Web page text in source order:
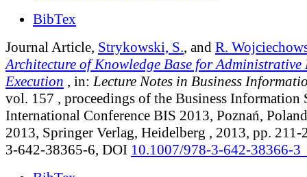
BibTex
Journal Article, Strykowski, S., and R.
Architecture of Knowledge Base for Administrative
Execution , in: Lecture Notes in Business
vol. 157 , proceedings of the Business Information
International Conference BIS 2013, Poznań,
2013, Springer Verlag, Heidelberg , 2013, pp.
3-642-38365-6, DOI 10.1007/978-3-642-38366-